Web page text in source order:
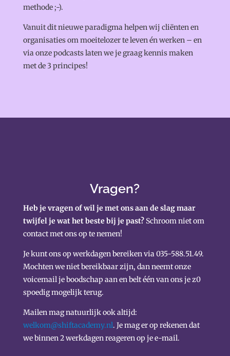
methode ;-).
Vanuit dit nieuwe paradigma helpen wij cliënten en
organisaties om moeitelozer te leven én werken – en
via onze podcasts laten we je graag kennis maken
met de 3 principes!
Vragen?
Heb je vragen of wil je met ons aan de slag maar
twijfel je wat het beste bij je past?Schroom niet om
contact met ons op te nemen!
Je kunt ons op werkdagen bereiken via 035-588.51.49.
Mochten we niet bereikbaar zijn, dan neemt onze
voicemail je boodschap aan en belt één van ons je z0
spoedig mogelijk terug.
Mailen mag natuurlijk ook altijd:
welkom@shiftacademy.nl. Je mag er op rekenen dat
we binnen 2 werkdagen reageren op je e-mail.